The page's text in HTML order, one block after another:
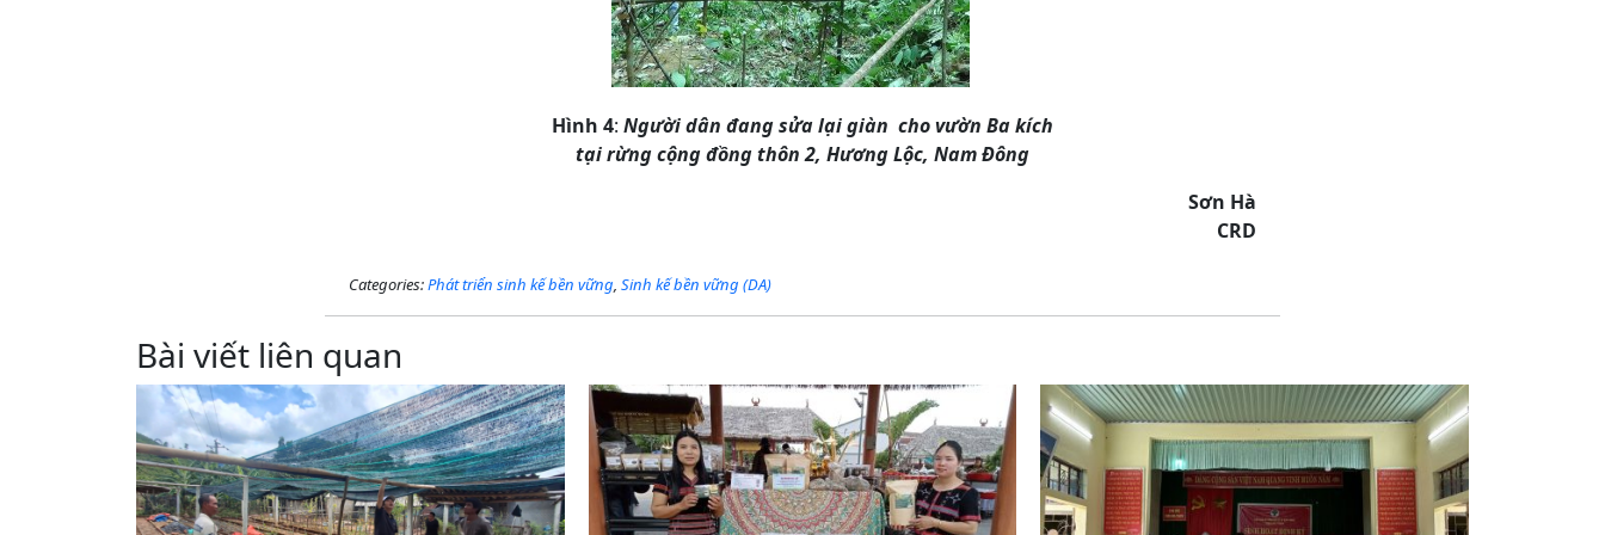
Hình 4: Người dân đang sửa lại giàn cho vườn Ba kích
tại rừng cộng đồng thôn 2, Hương Lộc, Nam Đông
Sơn Hà
CRD
Categories:Phát triển sinh kế bền vững, Sinh kế bền vững (DA)
Bài viết liên quan